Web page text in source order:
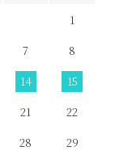
1
7
8
14
15
21
22
28
29